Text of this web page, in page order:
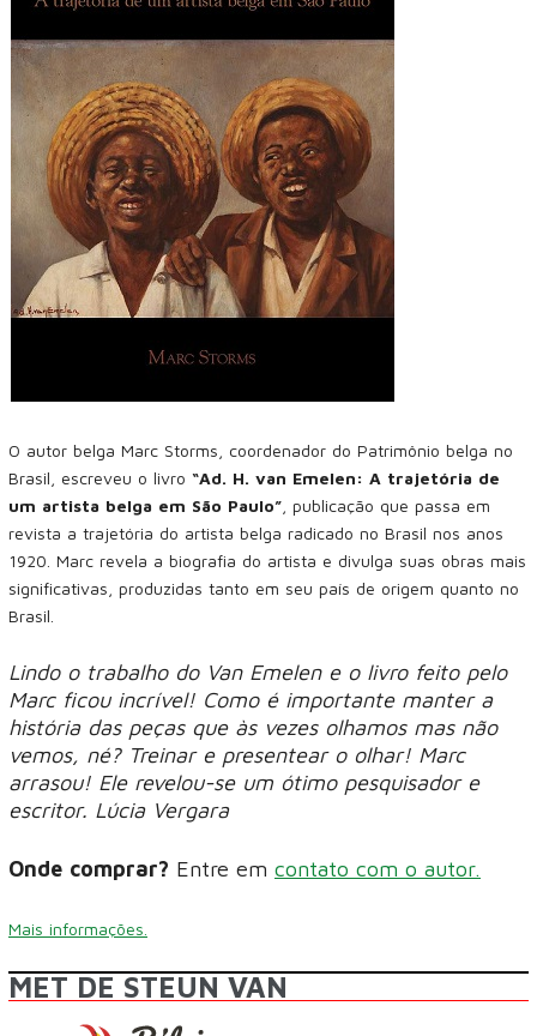
O autor belga Marc Storms, coordenador do Patrimônio belga no
Brasil, escreveu o livro “Ad. H. van Emelen: A trajetória de
um artista belga em São Paulo” , publicação que passa em
revista a trajetória do artista belga radicado no Brasil nos anos
1920. Marc revela a biografia do artista e divulga suas obras mais
significativas, produzidas tanto em seu país de origem quanto no
Brasil.
Lindo o trabalho do Van Emelen e o livro feito pelo
Marc ficou incrível! Como é importante manter a
história das peças que às vezes olhamos mas não
vemos, né? Treinar e presentear o olhar! Marc
arrasou! Ele revelou-se um ótimo pesquisador e
escritor. Lúcia Vergara
Onde comprar? Entre em contato com o autor.
Mais informações.
MET DE STEUN VAN